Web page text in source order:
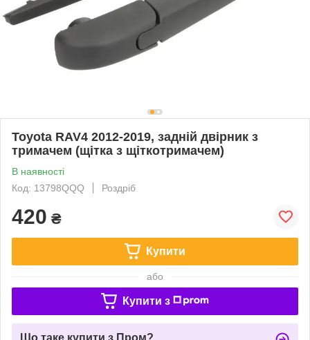
Toyota RAV4 2012-2019, задній двірник з
тримачем (щітка з щіткотримачем)
В наявності
Код: 13798QQQ
Роздріб
420 ₴
Купити
або
Купити з
Що таке купити з Пром?